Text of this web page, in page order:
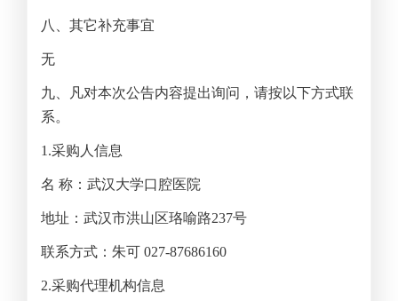
八、其它补充事宜
无
九、凡对本次公告内容提出询问，请按以下方式联
系。
1.采购人信息
名 称：武汉大学口腔医院
地址：武汉市洪山区珞喻路237号
联系方式：朱可 027-87686160
2.采购代理机构信息